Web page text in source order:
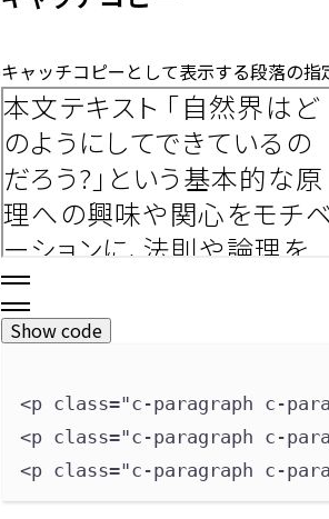
キャッチコピーとして表示する段落の指
Show code
<p class="c-paragraph c-
<p class="c-paragraph c-
<p class="c-paragraph c-